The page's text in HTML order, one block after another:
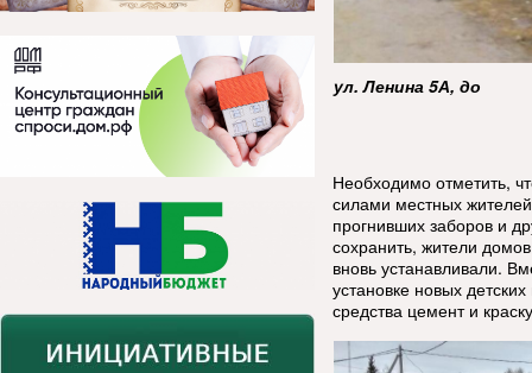
ул. Ленина 5А, до
Необходимо отметить,
силами местных
прогнивших заборов и
сохранить, жители
вновь устанавливали.
установке новых
средства цемент и